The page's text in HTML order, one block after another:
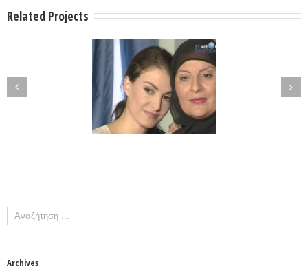
Related Projects
Archives